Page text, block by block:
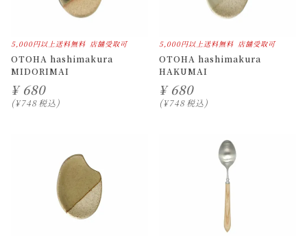
5,000円以上送料無料 店舗受取可
OTOHA hashimakura
MIDORIMAI
¥ 680
¥748税込
5,000円以上送料無料 店舗受取可
OTOHA hashimakura
HAKUMAI
¥ 680
¥748税込